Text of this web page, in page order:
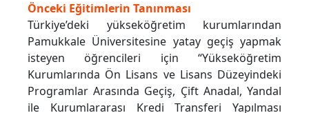
Önceki Eğitimlerin Tanınması
Türkiye’deki yükseköğretim kurumlarından
Pamukkale Üniversitesine yatay geçiş yapmak
isteyen öğrencileri için “Yükseköğretim
Kurumlarında Ön Lisans ve Lisans Düzeyindeki
Programlar Arasında Geçiş, Çift Anadal, Yandal
ile Kurumlararası Kredi Transferi Yapılması